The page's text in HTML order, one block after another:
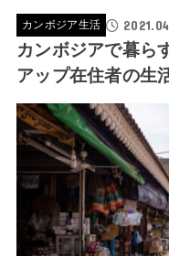
カンボジア生活
カンボジアで暮ら
アップ在住者の生